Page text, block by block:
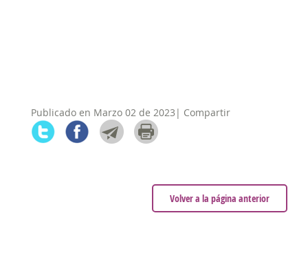
Publicado en Marzo 02 de 2023| Compartir
Volver a la página anterior